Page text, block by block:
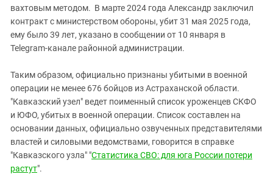
Южный Кавказ
ЮФО
вахтовым методом. В марте 2024 года Александр заключил
контракт с министерством обороны, убит 31 мая 2025 года,
ему было 39 лет, указано в сообщении от 10 января в
Telegram-канале районной администрации.
Таким образом, официально признаны убитыми в военной
операции не менее 676 бойцов из Астраханской области.
"Кавказский узел" ведет поименный список уроженцев СКФО
и ЮФО, убитых в военной операции. Список составлен на
основании данных, официально озвученных представителями
властей и силовыми ведомствами, говорится в справке
"Кавказского узла" "Статистика СВО: для юга России потери
растут".